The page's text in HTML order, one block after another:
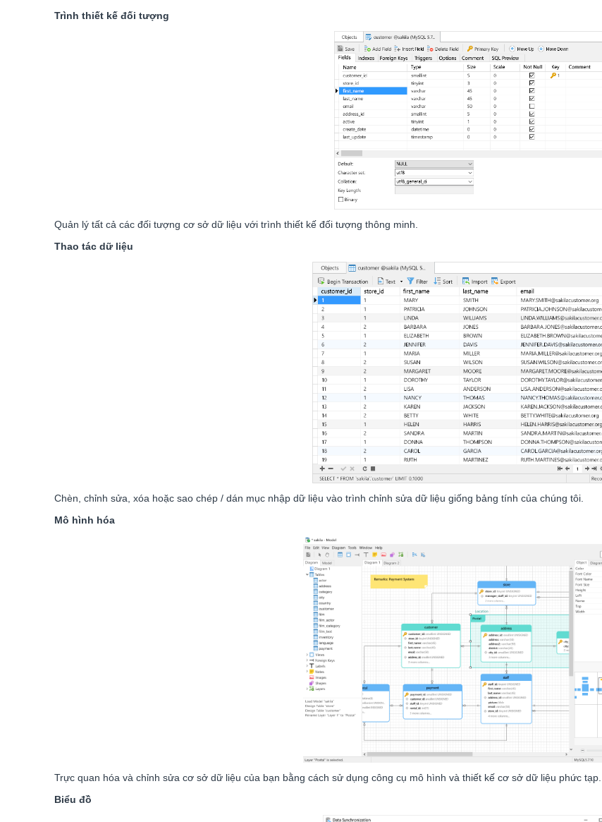
Trình thiết kế đối tượng
Quản lý tất cả các đối tượng cơ sở dữ liệu với trình thiết kế đối tượng thông minh.
Thao tác dữ liệu
Chèn, chỉnh sửa, xóa hoặc sao chép / dán mục nhập dữ liệu vào trình chỉnh sửa dữ liệu giống bảng tính của chúng tôi.
Mô hình hóa
Trực quan hóa và chỉnh sửa cơ sở dữ liệu của bạn bằng cách sử dụng công cụ mô hình và thiết kế cơ sở dữ liệu phức tạp.
Biểu đồ